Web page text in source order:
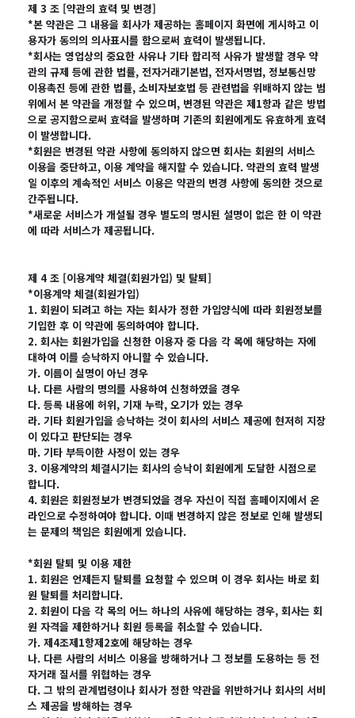
제 3 조 [약관의 효력 및 변경]
*본 약관은 그 내용을 회사가 제공하는 홈페이지 화면에 게시하고 이
용자가 동의의 의사표시를 함으로써 효력이 발생됩니다.
*회사는 영업상의 중요한 사유나 기타 합리적 사유가 발생할 경우 약
관의 규제 등에 관한 법률, 전자거래기본법, 전자서명법, 정보통신망
이용촉진 등에 관한 법률, 소비자보호법 등 관련법을 위배하지 않는 범
위에서 본 약관을 개정할 수 있으며, 변경된 약관은 제1항과 같은 방법
으로 공지함으로써 효력을 발생하며 기존의 회원에게도 유효하게 효력
이 발생합니다.
*회원은 변경된 약관 사항에 동의하지 않으면 회사는 회원의 서비스
이용을 중단하고, 이용 계약을 해지할 수 있습니다. 약관의 효력 발생
일 이후의 계속적인 서비스 이용은 약관의 변경 사항에 동의한 것으로
간주됩니다.
*새로운 서비스가 개설될 경우 별도의 명시된 설명이 없은 한 이 약관
에 따라 서비스가 제공됩니다.
제 4 조 [이용계약 체결(회원가입) 및 탈퇴]
*이용계약 체결(회원가입)
1. 회원이 되려고 하는 자는 회사가 정한 가입양식에 따라 회원정보를
기입한 후 이 약관에 동의하여야 합니다.
2. 회사는 회원가입을 신청한 이용자 중 다음 각 목에 해당하는 자에
대하여 이를 승낙하지 아니할 수 있습니다.
가. 이름이 실명이 아닌 경우
나. 다른 사람의 명의를 사용하여 신청하였을 경우
다. 등록 내용에 허위, 기재 누락, 오기가 있는 경우
라. 기타 회원가입을 승낙하는 것이 회사의 서비스 제공에 현저히 지장
이 있다고 판단되는 경우
마. 기타 부득이한 사정이 있는 경우
3. 이용계약의 체결시기는 회사의 승낙이 회원에게 도달한 시점으로
합니다.
4. 회원은 회원정보가 변경되었을 경우 자신이 직접 홈페이지에서 온
라인으로 수정하여야 합니다. 이때 변경하지 않은 정보로 인해 발생되
는 문제의 책임은 회원에게 있습니다.
*회원 탈퇴 및 이용 제한
1. 회원은 언제든지 탈퇴를 요청할 수 있으며 이 경우 회사는 바로 회
원 탈퇴를 처리합니다.
2. 회원이 다음 각 목의 어느 하나의 사유에 해당하는 경우, 회사는 회
원 자격을 제한하거나 회원 등록을 취소할 수 있습니다.
가. 제4조제1항제2호에 해당하는 경우
나. 다른 사람의 서비스 이용을 방해하거나 그 정보를 도용하는 등 전
자거래 질서를 위협하는 경우
다. 그 밖의 관계법령이나 회사가 정한 약관을 위반하거나 회사의 서비
스 제공을 방해하는 경우